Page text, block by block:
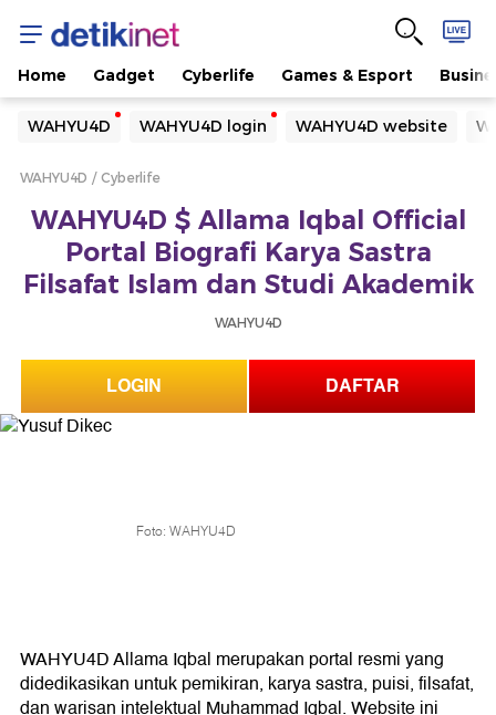
Home Gadget Cyberlife Games & Esport
WAHYU4D WAHYU4D login WAHYU4D website
Yang sedang ramai dicari
Loading...
Loading...
WAHYU4D Cyberlife
WAHYU4D $ Allama Iqbal Official
Portal Biografi Karya Sastra
Filsafat Islam dan Studi Akademik
WAHYU4D
LOGIN DAFTAR
Foto: WAHYU4D
WAHYU4D Allama Iqbal merupakan portal resmi yang
didedikasikan untuk pemikiran, karya sastra, puisi, filsafat,
dan warisan intelektual Muhammad Iqbal. Website ini